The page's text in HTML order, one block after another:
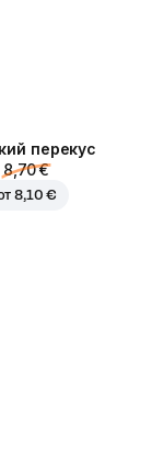
перекус
8,70 €
8,10 €